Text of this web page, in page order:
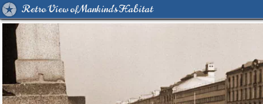
Retro View of Mankind's Habitat